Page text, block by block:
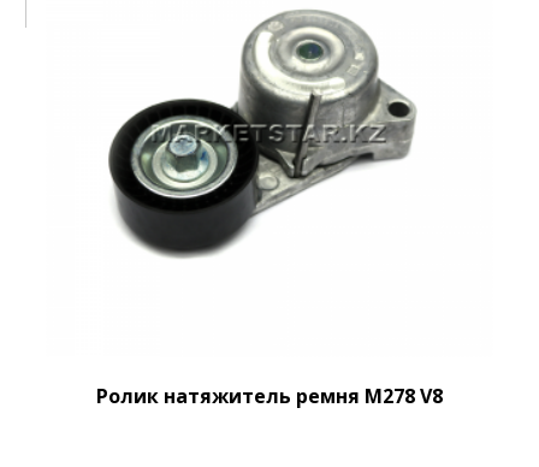
Ролик натяжитель ремня M278 V8